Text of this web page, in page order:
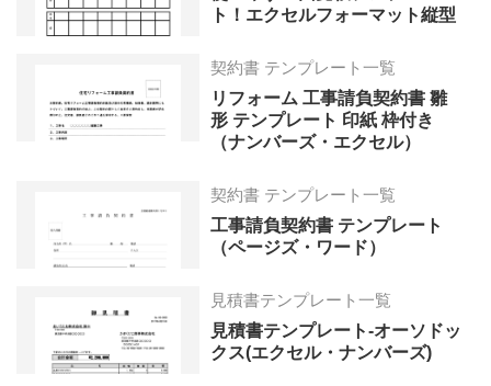
ト！エクセルフォーマット縦型
契約書 テンプレート一覧
リフォーム 工事請負契約書 雛
形 テンプレート 印紙 枠付き
（ナンバーズ・エクセル）
契約書 テンプレート一覧
工事請負契約書 テンプレート
（ページズ・ワード）
見積書テンプレート一覧
見積書テンプレート-オーソドッ
クス(エクセル・ナンバーズ)